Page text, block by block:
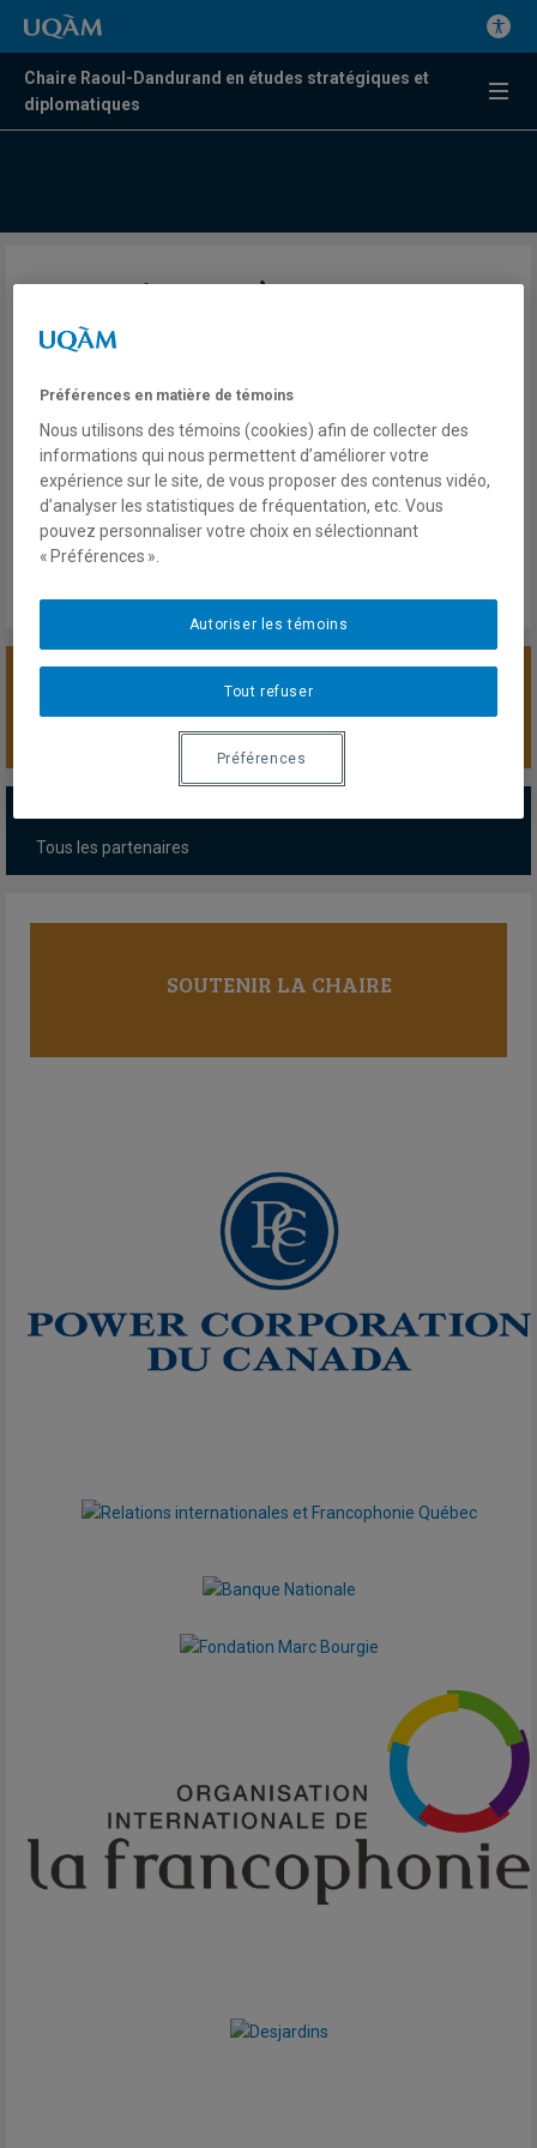
Chaire Raoul-Dandurand en études stratégiques et
diplomatiques
Trump inapte à gouverner
selon plusieurs Américains
Frédérick Gagnon
Radio
98,5 FM
La commission
Mercredi 6 mai 2026
Lien externe
SOUTENIR LA CHAIRE
Tous les partenaires
SOUTENIR LA CHAIRE
Préférences en matière de témoins
Nous utilisons des témoins (cookies) afin de collecter des
informations qui nous permettent d’améliorer votre
expérience sur le site, de vous proposer des contenus vidéo,
d’analyser les statistiques de fréquentation, etc. Vous
pouvez personnaliser votre choix en sélectionnant
« Préférences ».
Tout refuser
Autoriser les témoins
Préférences